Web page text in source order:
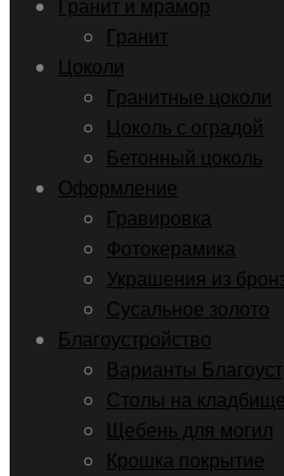
Гранит и мрамор
Гранит
Цоколи
Гранитные цоколи
Цоколь с оградой
Бетонный цоколь
Оформление
Гравировка
Фотокерамика
Украшения из
Сусальное золото
Благоустройство
Варианты
Столы на кладбище
Щебень для могил
Крошка покрытие